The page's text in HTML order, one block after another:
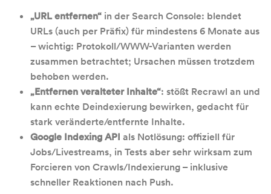
„URL entfernen“ in der Search Console: blendet
URLs (auch per Präfix) für mindestens 6 Monate aus
– wichtig: Protokoll/WWW-Varianten werden
zusammen betrachtet; Ursachen müssen trotzdem
behoben werden.
„Entfernen veralteter Inhalte“: stößt Recrawl an und
kann echte Deindexierung bewirken, gedacht für
stark veränderte/entfernte Inhalte.
Google Indexing API als Notlösung: offiziell für
Jobs/Livestreams, in Tests aber sehr wirksam zum
Forcieren von Crawls/Indexierung – inklusive
schneller Reaktionen nach Push.